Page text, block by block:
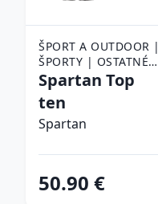
ŠPORT A OUTDOOR |
ŠPORTY | OSTATNÉ
ŠPORTY | BOJOVÉ
ŠPORTY | BOX |
BOXERSKÉ RUKAVICE
Spartan Top
ten
Spartan
50.90 €